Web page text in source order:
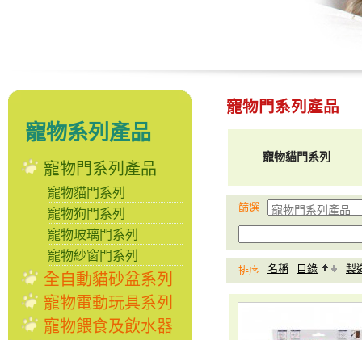
寵物系列產品
寵物門系列產品
寵物貓門系列
寵物狗門系列
寵物玻璃門系列
寵物紗窗門系列
全自動貓砂盆系列
寵物電動玩具系列
寵物餵食及飲水器
寵物門系列產品
寵物貓門系列
篩選
排序 名稱 目錄 製